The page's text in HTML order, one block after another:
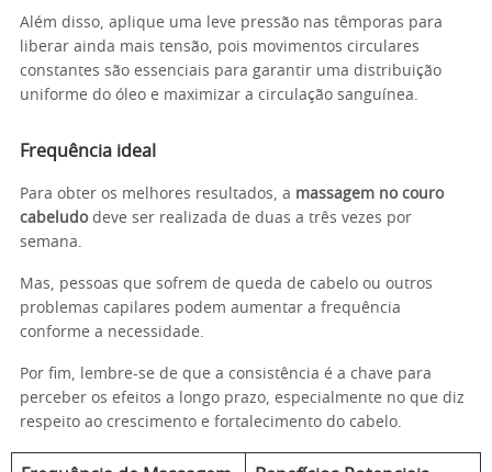
Além disso, aplique uma leve pressão nas têmporas para
liberar ainda mais tensão, pois movimentos circulares
constantes são essenciais para garantir uma distribuição
uniforme do óleo e maximizar a circulação sanguínea.
Frequência ideal
Para obter os melhores resultados, a massagem no couro
cabeludodeve ser realizada de duas a três vezes por
semana.
Mas, pessoas que sofrem de queda de cabelo ou outros
problemas capilares podem aumentar a frequência
conforme a necessidade.
Por fim, lembre-se de que a consistência é a chave para
perceber os efeitos a longo prazo, especialmente no que diz
respeito ao crescimento e fortalecimento do cabelo.